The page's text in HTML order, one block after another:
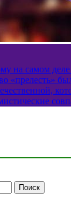
на самом деле
«прелесть»